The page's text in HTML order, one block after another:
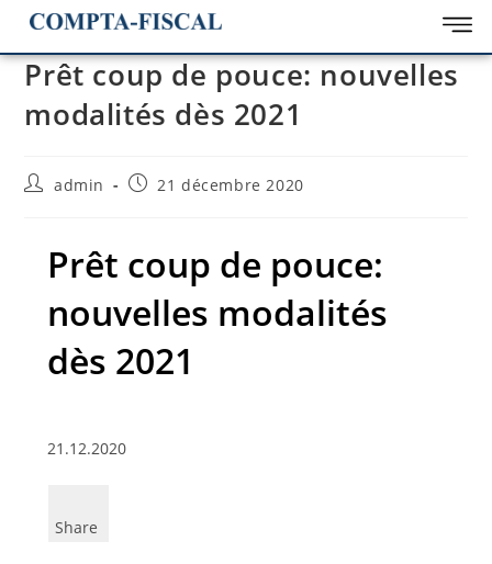
Prêt coup de pouce: nouvelles
modalités dès 2021
admin 21 décembre 2020
Prêt coup de pouce:
nouvelles modalités
dès 2021
21.12.2020
Share